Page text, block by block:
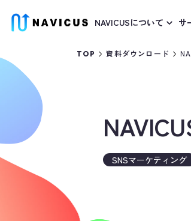
NAVICUSについて サ
TOP 資料ダウンロード
SNSマーケティング